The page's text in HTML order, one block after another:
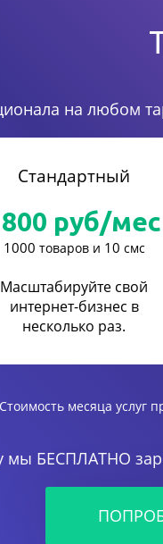
на любом
Стандартный
руб/мес
1000 товаров и 10 смс
Масштабируйте свой
интернет-бизнес в
несколько раз.
Стоимость месяца услуг
мы БЕСПЛАТНО